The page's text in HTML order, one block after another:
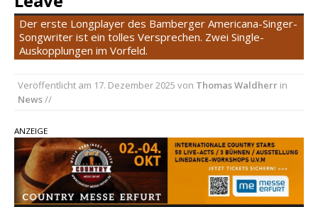
Danke für Euer Vertrauen: Country.de erreicht
täglich rund 10.000 Leser
Kacey Musgraves entführt Fans mit neuem
Carter Faith mit brandneuem Musikvideo zu
„Choosin‘ Texas“ gehört zu den größten Hits
aller Zeiten
Der erste Longplayer des Bamberger Americana-Singer-
Songwriter ist ein tolles Versprechen. Zwei Single-
Auskopplungen im Vorfeld.
Veröffentlicht am 17. Dezember 2025 von Thomas Waldherr in
News//
ANZEIGE